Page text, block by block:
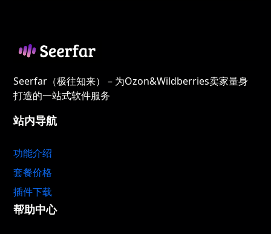
Seerfar（极往知来） – 为Ozon&Wildberries卖家量身
打造的一站式软件服务
站内导航
功能介绍
套餐价格
插件下载
帮助中心